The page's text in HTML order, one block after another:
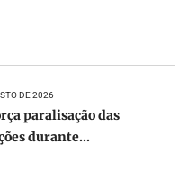
DE 2026
paralisação das
durante...